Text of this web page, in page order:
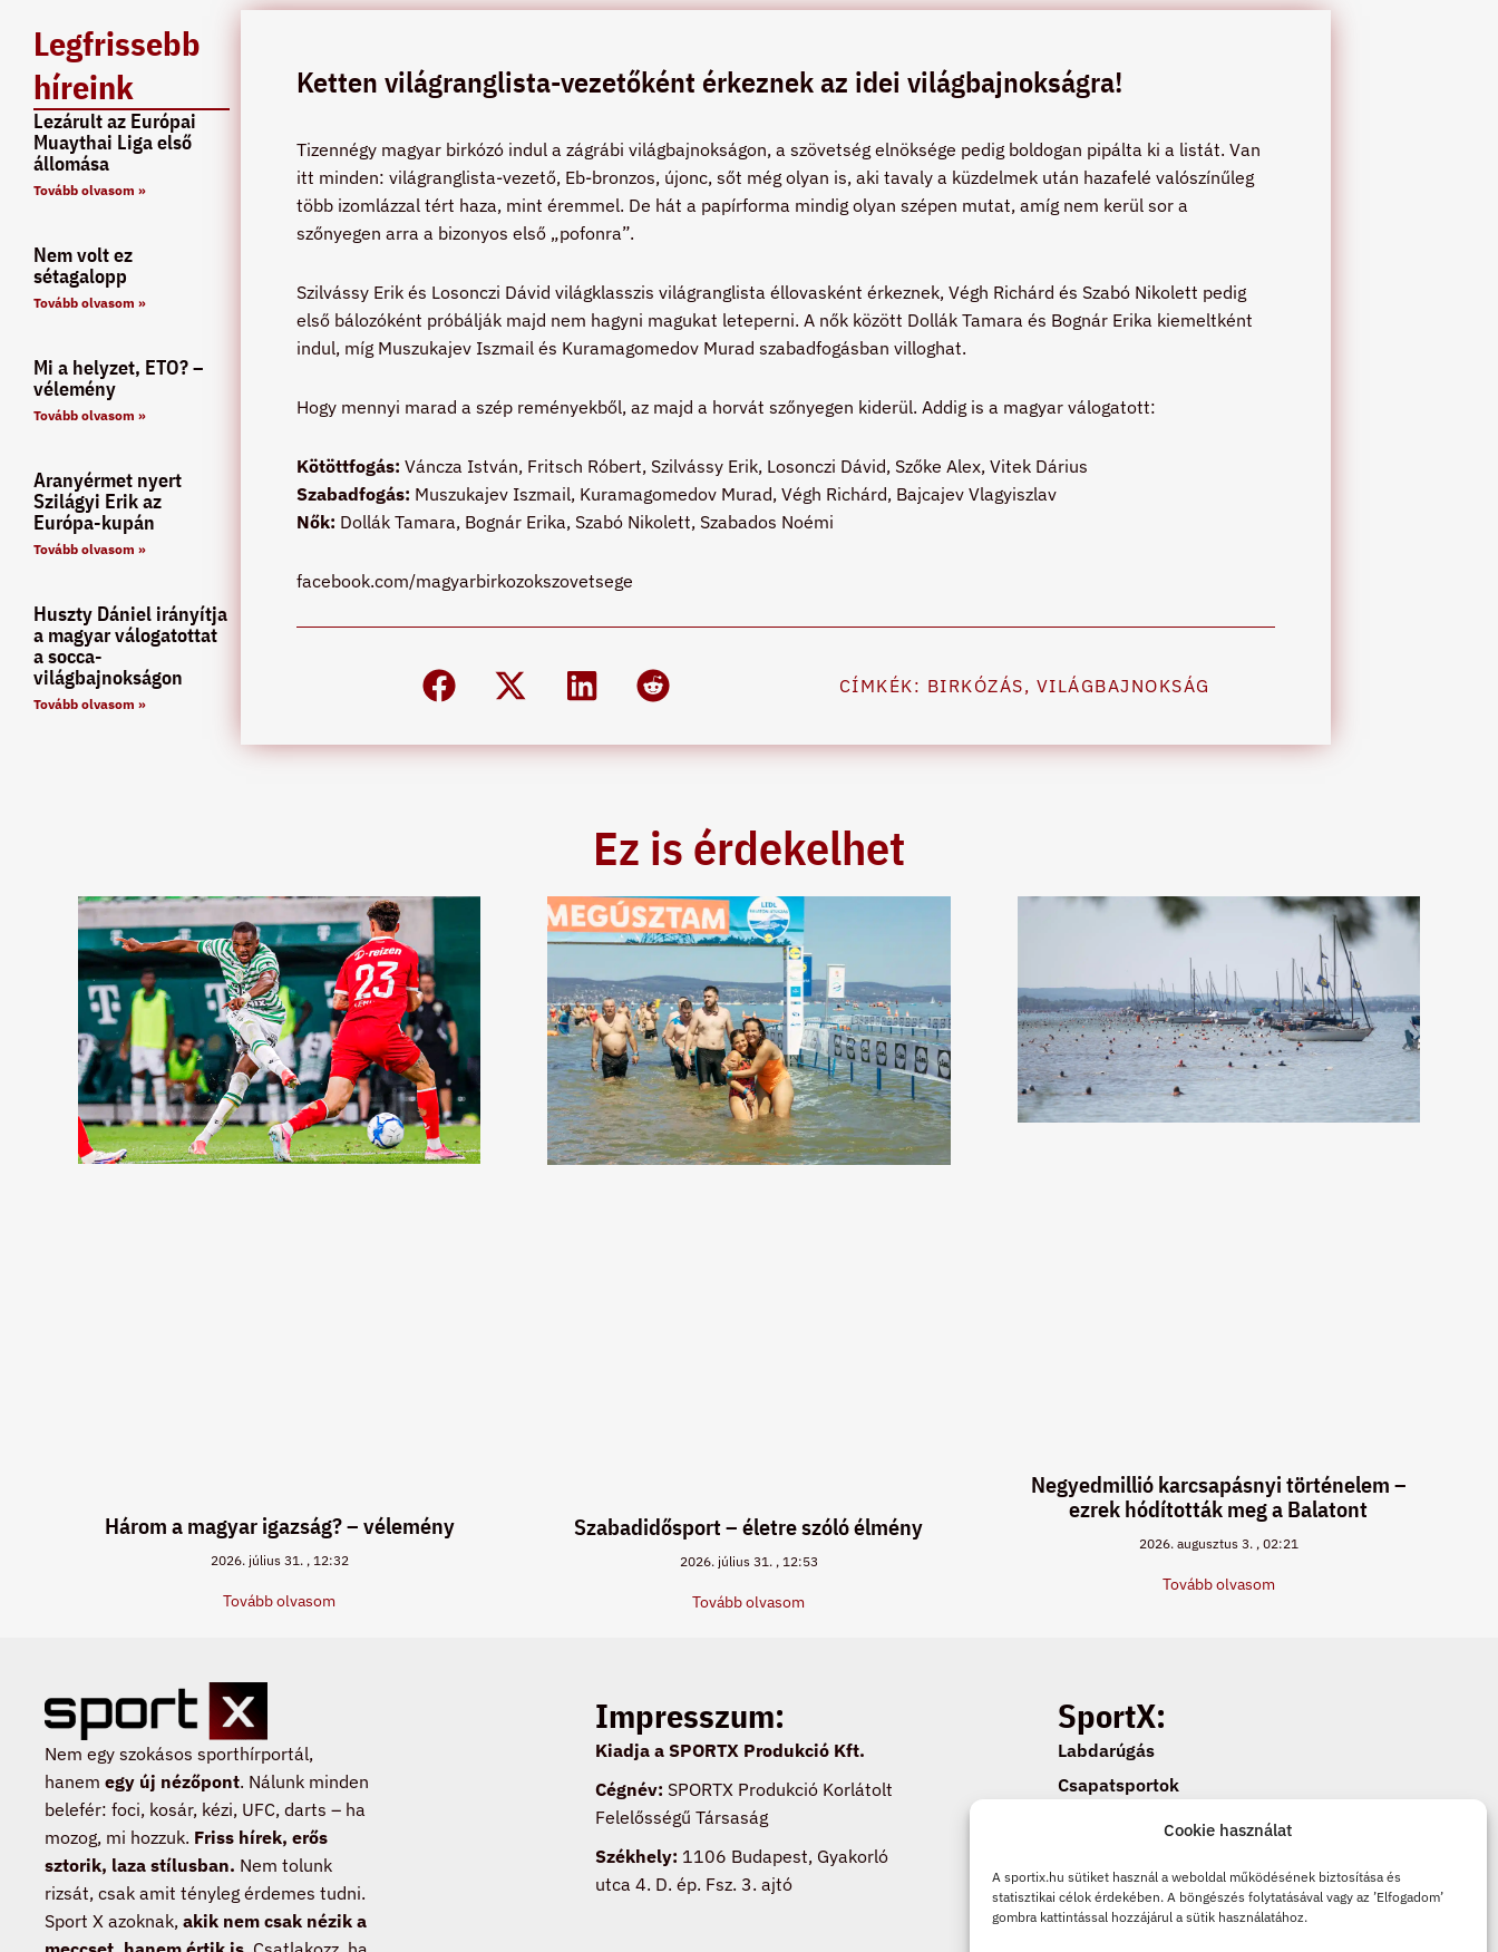
Cookie használat
A sportix.hu sütiket használ a weboldal működésének biztosítása és
statisztikai célok érdekében. A böngészés folytatásával vagy az ’Elfogadom’
gombra kattintással hozzájárul a sütik használatához.
Legfrissebb
híreink
Lezárult az Európai
Muaythai Liga első
állomása
Tovább olvasom »
Nem volt ez
sétagalopp
Tovább olvasom »
Mi a helyzet, ETO? –
vélemény
Tovább olvasom »
Aranyérmet nyert
Szilágyi Erik az
Európa-kupán
Tovább olvasom »
Huszty Dániel irányítja
a magyar válogatottat
a socca-
világbajnokságon
Tovább olvasom »
Ketten világranglista-vezetőként érkeznek az idei világbajnokságra!
Tizennégy magyar birkózó indul a zágrábi világbajnokságon, a szövetség elnöksége pedig boldogan pipálta ki a listát. Van
itt minden: világranglista-vezető, Eb-bronzos, újonc, sőt még olyan is, aki tavaly a küzdelmek után hazafelé valószínűleg
több izomlázzal tért haza, mint éremmel. De hát a papírforma mindig olyan szépen mutat, amíg nem kerül sor a
szőnyegen arra a bizonyos első „pofonra”.
Szilvássy Erik és Losonczi Dávid világklasszis világranglista éllovasként érkeznek, Végh Richárd és Szabó Nikolett pedig
első bálozóként próbálják majd nem hagyni magukat leteperni. A nők között Dollák Tamara és Bognár Erika kiemeltként
indul, míg Muszukajev Iszmail és Kuramagomedov Murad szabadfogásban villoghat.
Hogy mennyi marad a szép reményekből, az majd a horvát szőnyegen kiderül. Addig is a magyar válogatott:
Kötöttfogás: Váncza István, Fritsch Róbert, Szilvássy Erik, Losonczi Dávid, Szőke Alex, Vitek Dárius
Szabadfogás: Muszukajev Iszmail, Kuramagomedov Murad, Végh Richárd, Bajcajev Vlagyiszlav
Nők: Dollák Tamara, Bognár Erika, Szabó Nikolett, Szabados Noémi
facebook.com/magyarbirkozokszovetsege
CÍMKÉK: BIRKÓZÁS, VILÁGBAJNOKSÁG
Ez is érdekelhet
Három a magyar igazság? – vélemény
2026. július 31. 12:32
Tovább olvasom
Szabadidősport – életre szóló élmény
2026. július 31. 12:53
Tovább olvasom
Negyedmillió karcsapásnyi történelem –
ezrek hódították meg a Balatont
2026. augusztus 3. 02:21
Tovább olvasom
Nem egy szokásos sporthírportál,
hanem egy új nézőpont. Nálunk minden
belefér: foci, kosár, kézi, UFC, darts – ha
mozog, mi hozzuk. Friss hírek, erős
sztorik, laza stílusban. Nem tolunk
rizsát, csak amit tényleg érdemes tudni.
Sport X azoknak, akik nem csak nézik a
Impresszum:
Kiadja a SPORTX Produkció Kft.
Cégnév: SPORTX Produkció Korlátolt
Felelősségű Társaság
Székhely: 1106 Budapest, Gyakorló
utca 4. D. ép. Fsz. 3. ajtó
SportX:
Labdarúgás
Csapatsportok
Adatkezelési tájékoztató
Cookie tájékoztató